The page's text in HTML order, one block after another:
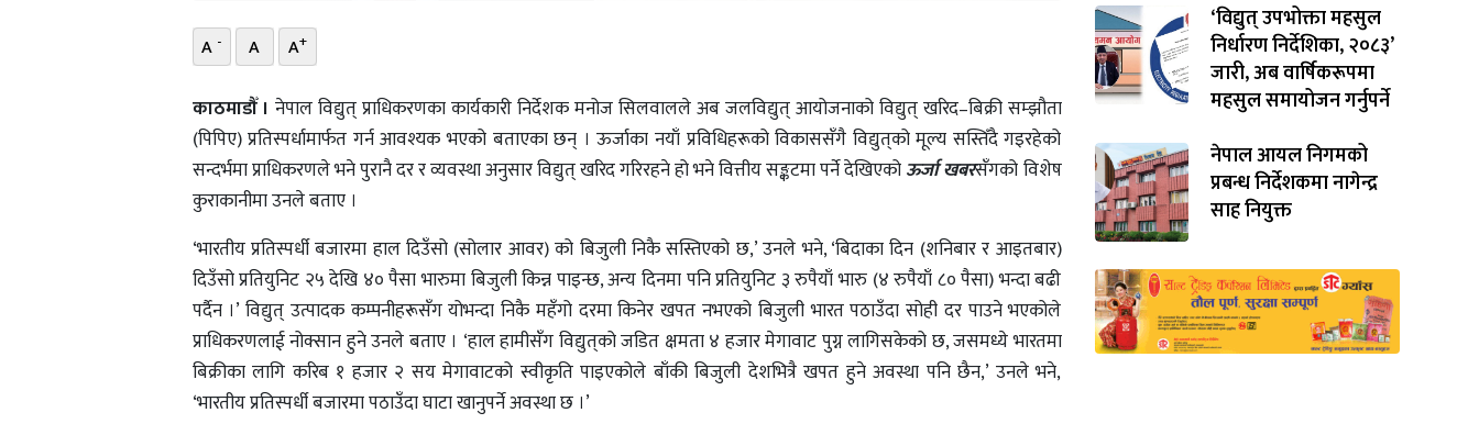
A - A A+
काठमाडौँ ।नेपाल विद्युत् प्राधिकरणका कार्यकारी निर्देशक मनोज सिलवालले अब जलविद्युत् आयोजनाको विद्युत् खरिद–बिक्री सम्झौता
(पिपिए) प्रतिस्पर्धामार्फत गर्न आवश्यक भएको बताएका छन् । ऊर्जाका नयाँ प्रविधिहरूको विकाससँगै विद्युत्‌को मूल्य सस्तिँदै गइरहेको
सन्दर्भमा प्राधिकरणले भने पुरानै दर र व्यवस्था अनुसार विद्युत् खरिद गरिरहने हो भने वित्तीय सङ्कटमा पर्ने देखिएकोऊर्जा खबरसँगको विशेष
कुराकानीमा उनले बताए ।
‘भारतीय प्रतिस्पर्धी बजारमा हाल दिउँसो (सोलार आवर) को बिजुली निकै सस्तिएको छ,’ उनले भने, ‘बिदाका दिन (शनिबार र आइतबार)
दिउँसो प्रतियुनिट २५ देखि ४० पैसा भारुमा बिजुली किन्न पाइन्छ, अन्य दिनमा पनि प्रतियुनिट ३ रुपैयाँ भारु (४ रुपैयाँ ८० पैसा) भन्दा बढी
पर्दैन ।’ विद्युत् उत्पादक कम्पनीहरूसँग योभन्दा निकै महँगो दरमा किनेर खपत नभएको बिजुली भारत पठाउँदा सोही दर पाउने भएकोले
प्राधिकरणलाई नोक्सान हुने उनले बताए । ‘हाल हामीसँग विद्युत्‌को जडित क्षमता ४ हजार मेगावाट पुग्न लागिसकेको छ, जसमध्ये भारतमा
बिक्रीका लागि करिब १ हजार २ सय मेगावाटको स्वीकृति पाइएकोले बाँकी बिजुली देशभित्रै खपत हुने अवस्था पनि छैन,’ उनले भने,
‘भारतीय प्रतिस्पर्धी बजारमा पठाउँदा घाटा खानुपर्ने अवस्था छ ।’
‘विद्युत् उपभोक्ता महसुल
निर्धारण निर्देशिका, २०८३’
जारी, अब वार्षिकरूपमा
महसुल समायोजन गर्नुपर्ने
नेपाल आयल निगमको
प्रबन्ध निर्देशकमा नागेन्द्र
साह नियुक्त